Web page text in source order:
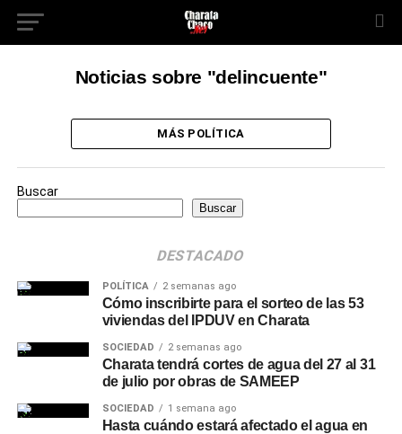
Noticias sobre "delincuente"
MÁS POLÍTICA
Buscar
Buscar
DESTACADO
POLÍTICA 2 semanas ago
Cómo inscribirte para el sorteo de las 53
viviendas del IPDUV en Charata
SOCIEDAD 2 semanas ago
Charata tendrá cortes de agua del 27 al 31
de julio por obras de SAMEEP
SOCIEDAD 1 semana ago
Hasta cuándo estará afectado el agua en